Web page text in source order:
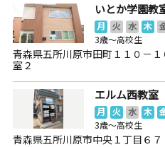
いとか学園教
月 火 水 木
3歳～高校生
青森県五所川原市田町１１０－
室２
エルム西教室
月 火 水 木
3歳～高校生
青森県五所川原市中央１丁目６７